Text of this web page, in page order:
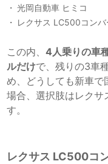
光岡自動車 ヒミコ
レクサス LC500コン
この内、4人乗りの車
ルだけで、残りの3車
め、どうしても新車で
場合、選択肢はレク
す。
レクサス LC500コ